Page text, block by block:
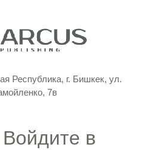
Республика, г. Бишкек, ул.
7в
Войдите в